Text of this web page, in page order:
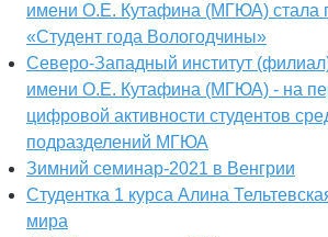
имени О.Е. Кутафина (МГЮА) стала
«Студент года Вологодчины»
Северо-Западный институт
имени О.Е. Кутафина (МГЮА) - на
цифровой активности студентов
подразделений МГЮА
Зимний семинар-2021 в Венгрии
Студентка 1 курса Алина
мира